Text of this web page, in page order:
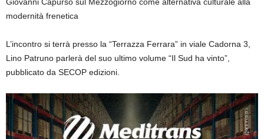
Giovanni Capurso sul Mezzogiorno come alternativa culturale alla
modernità frenetica
L’incontro si terrà presso la “Terrazza Ferrara” in viale Cadorna 3,
Lino Patruno parlerà del suo ultimo volume “Il Sud ha vinto”,
pubblicato da SECOP edizioni.